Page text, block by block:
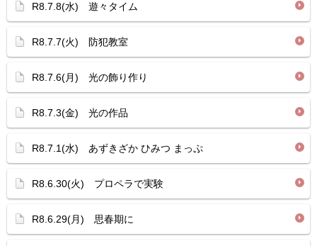
R8.7.8(水) 遊々タイム
R8.7.7(火) 防犯教室
R8.7.6(月) 光の飾り作り
R8.7.3(金) 光の作品
R8.7.1(水) あずきざか ひみつ まっぷ
R8.6.30(火) プロペラで実験
R8.6.29(月) 思春期に